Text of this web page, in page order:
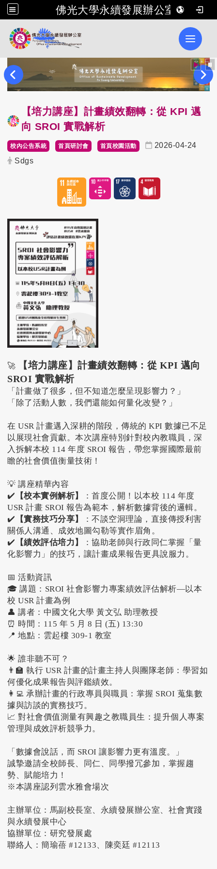
佛光大學永續發展辦公室
Toggle
【培力講座】計畫績效翻轉：從 KPI 邁
向 SROI 實戰解析
校內公告系統 首頁研討會 首頁校園活動
2026-04-24
Sdgs
🚀
【培力講座】計畫績效翻轉：從 KPI 邁向
SROI 實戰解析
「計畫做了很多，但不知道怎麼呈現影響力？」
「除了活動人數，我們還能如何量化改變？」
在 USR 計畫邁入深耕的階段，傳統的 KPI 數據已不足
以展現社會貢獻。本次講座特別針對校內教職員，深
入拆解本校 114 年度 SROI 報告，帶您掌握國際最前
瞻的社會價值衡量技術！
💡 講座精華內容
✔️ 【校本實例解析】
：首度公開！以本校 114 年度
USR 計畫 SROI 報告為範本，解析數據背後的邏輯。
✔️ 【實務技巧分享】
：不談空洞理論，直接傳授利害
關係人溝通、成效地圖勾勒等實作眉角。
✔️ 【績效評估培力】
：協助老師與行政同仁掌握「量
化影響力」的技巧，讓計畫成果報告更具說服力。
📅 活動資訊
🎓 講題：SROI 社會影響力專案績效評估解析—以本
校 USR 計畫為例
👤 講者：中國文化大學 黃文弘 助理教授
⏰ 時間：115 年 5 月 8 日 (五) 13:30
📍 地點：雲起樓 309-1 教室
🌟 誰非聽不可？
👨‍🏫 執行 USR 計畫的計畫主持人與團隊老師：學習如
何優化成果報告與評鑑績效。
👩‍💻 承辦計畫的行政專員與職員：掌握 SROI 蒐集數
據與訪談的實務技巧。
📈 對社會價值測量有興趣之教職員生：提升個人專案
管理與成效評析競爭力。
「數據會說話，而 SROI 讓影響力更有溫度。」
誠摯邀請全校師長、同仁、同學撥冗參加，掌握趨
勢、賦能培力！
※本講座認列雲水雅會場次
主辦單位：馬副校長室、永續發展辦公室、社會實踐
與永續發展中心
協辦單位：研究發展處
聯絡人：簡瑜蓓 #12133、陳奕廷 #12113